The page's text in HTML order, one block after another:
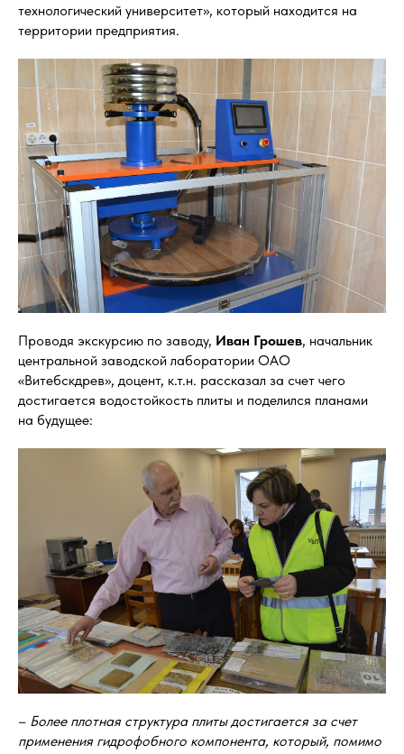
технологический университет», который находится на
территории предприятия.
Проводя экскурсию по заводу, Иван Грошев, начальник
центральной заводской лаборатории ОАО
«Витебскдрев», доцент, к.т.н. рассказал за счет чего
достигается водостойкость плиты и поделился планами
на будущее:
– Более плотная структура плиты достигается за счет
применения гидрофобного компонента, который, помимо